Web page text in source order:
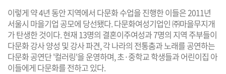
이렇게 약 4년 동안 지역에서 다문화 수업을 진행한 이들은 2011년
서울시 마을기업 공모에 당선됐다. 다문화여성기업인 ㈜마을무지개
가 탄생한 것이다. 현재 13명의 결혼이주여성과 7명의 지역 주부들이
다문화 강사 양성 및 강사 파견, 각 나라의 전통춤과 노래를 공연하는
다문화 공연단 '컬러링'을 운영하며, 초·중학교 학생들과 어린이집 아
이들에게 다문화를 전하고 있다.